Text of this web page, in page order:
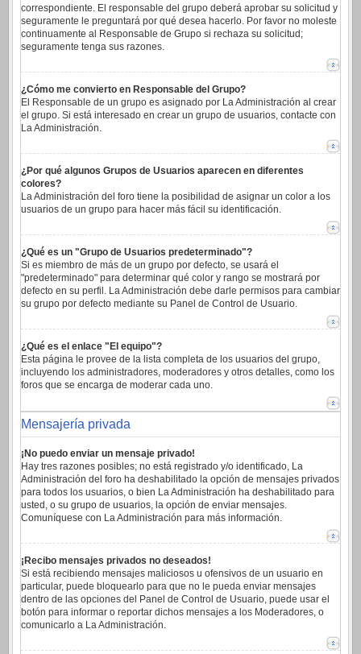
correspondiente. El responsable del grupo deberá aprobar su solicitud y
seguramente le preguntará por qué desea hacerlo. Por favor no moleste
continuamente al Responsable de Grupo si rechaza su solicitud;
seguramente tenga sus razones.
¿Cómo me convierto en Responsable del Grupo?
El Responsable de un grupo es asignado por La Administración al crear
el grupo. Si está interesado en crear un grupo de usuarios, contacte con
La Administración.
¿Por qué algunos Grupos de Usuarios aparecen en diferentes
colores?
La Administración del foro tiene la posibilidad de asignar un color a los
usuarios de un grupo para hacer más fácil su identificación.
¿Qué es un "Grupo de Usuarios predeterminado"?
Si es miembro de más de un grupo por defecto, se usará el
"predeterminado" para determinar qué color y rango se mostrará por
defecto en su perfil. La Administración debe darle permisos para cambiar
su grupo por defecto mediante su Panel de Control de Usuario.
¿Qué es el enlace "El equipo"?
Esta página le provee de la lista completa de los usuarios del grupo,
incluyendo los administradores, moderadores y otros detalles, como los
foros que se encarga de moderar cada uno.
Mensajería privada
¡No puedo enviar un mensaje privado!
Hay tres razones posibles; no está registrado y/o identificado, La
Administración del foro ha deshabilitado la opción de mensajes privados
para todos los usuarios, o bien La Administración ha deshabilitado para
usted, o su grupo de usuarios, la opción de enviar mensajes.
Comuníquese con La Administración para más información.
¡Recibo mensajes privados no deseados!
Si está recibiendo mensajes maliciosos u ofensivos de un usuario en
particular, puede bloquearlo para que no le pueda enviar mensajes
dentro de las opciones del Panel de Control de Usuario, puede usar el
botón para informar o reportar dichos mensajes a los Moderadores, o
comunicarlo a La Administración.